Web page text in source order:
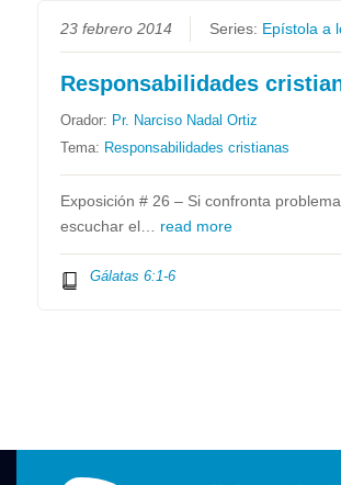
23 febrero 2014 Series: Epístola a
Responsabilidades
Orador: Pr. Narciso Nadal Ortiz
Tema: Responsabilidades cristianas
Exposición # 26 – Si confronta
escuchar el… read more
Gálatas 6:1-6